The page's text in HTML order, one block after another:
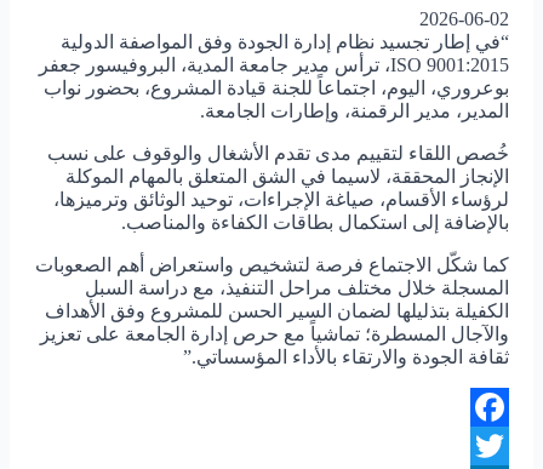
2026-06-02
“في إطار تجسيد نظام إدارة الجودة وفق المواصفة الدولية
ISO 9001:2015، ترأس مدير جامعة المدية، البروفيسور جعفر
بوعروري، اليوم، اجتماعاً للجنة قيادة المشروع، بحضور نواب
المدير، مدير الرقمنة، وإطارات الجامعة.
خُصص اللقاء لتقييم مدى تقدم الأشغال والوقوف على نسب
الإنجاز المحققة، لاسيما في الشق المتعلق بالمهام الموكلة
لرؤساء الأقسام، صياغة الإجراءات، توحيد الوثائق وترميزها،
بالإضافة إلى استكمال بطاقات الكفاءة والمناصب.
كما شكّل الاجتماع فرصة لتشخيص واستعراض أهم الصعوبات
المسجلة خلال مختلف مراحل التنفيذ، مع دراسة السبل
الكفيلة بتذليلها لضمان السير الحسن للمشروع وفق الأهداف
والآجال المسطرة؛ تماشياً مع حرص إدارة الجامعة على تعزيز
ثقافة الجودة والارتقاء بالأداء المؤسساتي.”
Facebook